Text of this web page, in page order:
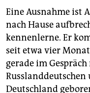
Eine Ausnahme ist
nach Hause
kennenlerne. Er
seit etwa vier
gerade im
Russlanddeutschen
Deutschland